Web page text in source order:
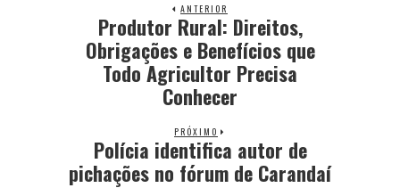
ANTERIOR
Produtor Rural: Direitos,
Obrigações e Benefícios que
Todo Agricultor Precisa
Conhecer
PRÓXIMO
Polícia identifica autor de
pichações no fórum de Carandaí